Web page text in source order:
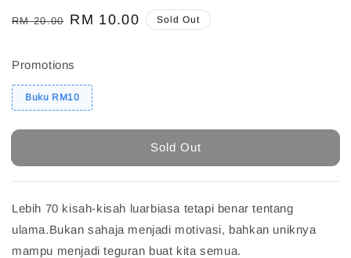
Regular
RM 20.00 Sale
RM 10.00 Sold Out
Promotions
Buku RM10
Sold Out
Lebih 70 kisah-kisah luarbiasa tetapi benar tentang
ulama.Bukan sahaja menjadi motivasi, bahkan uniknya
mampu menjadi teguran buat kita semua.